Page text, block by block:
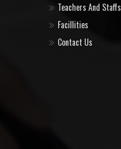
Teachers And Staffs
Facillities
Contact Us